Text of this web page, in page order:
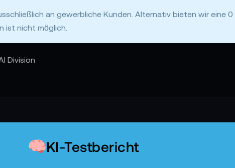
an gewerbliche Kunden. Alternativ bieten wir eine
ist nicht möglich.
Division
KI-Testbericht